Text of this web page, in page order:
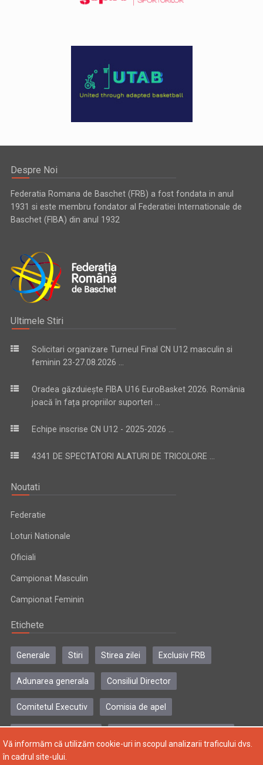
Despre Noi
Federatia Romana de Baschet (FRB) a fost fondata in anul
1931 si este membru fondator al Federatiei Internationale de
Baschet (FIBA) din anul 1932
Ultimele Stiri
Solicitari organizare Turneul Final CN U12 masculin si
feminin 23-27.08.2026 ...
Oradea găzduiește FIBA U16 EuroBasket 2026. România
joacă în fața propriilor suporteri ...
Echipe inscrise CN U12 - 2025-2026 ...
4341 DE SPECTATORI ALATURI DE TRICOLORE ...
Noutati
Federatie
Loturi Nationale
Oficiali
Campionat Masculin
Campionat Feminin
Etichete
Generale Stiri Stirea zilei Exclusiv FRB
Adunarea generala Consiliul Director
Comitetul Executiv Comisia de apel
Vă informăm că utilizăm cookie-uri in scopul analizarii traficului dvs.
în cadrul site-ului.